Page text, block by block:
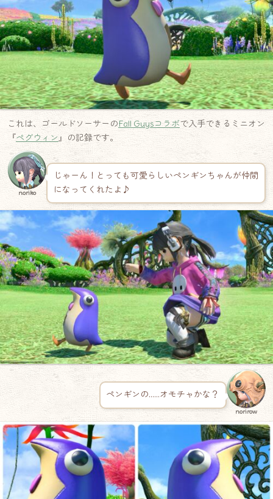
これは、ゴールドソーサーのFall Guysコラボで入手できるミニオン
『ペグウィン』の記録です。
noriko
じゃーん！とっても可愛らしいペンギンちゃんが仲間
になってくれたよ♪
ペンギンの……オモチャかな？
norirow